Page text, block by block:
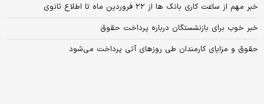
خبر مهم از ساعت کاری بانک ها از ۲۲ فروردین ماه تا اطلاع ثانوی
خبر خوب برای بازنشستگان درباره پرداخت حقوق
حقوق و مزایای کارمندان طی روزهای آتی پرداخت می‌شود